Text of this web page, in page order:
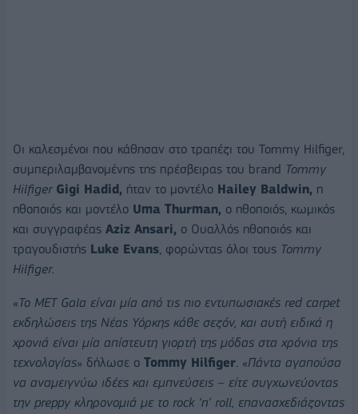
Οι καλεσμένοι που κάθησαν στο τραπέζι του Tommy Hilfiger,
συμπεριλαμβανομένης της πρέσβειρας του brand Tommy
Hilfiger Gigi Hadid , ήταν το μοντέλο Hailey Baldwin, η
ηθοποιός και μοντέλο Uma Thurman, ο ηθοποιός, κωμικός
και συγγραφέας Aziz Ansari, ο Ουαλλός ηθοποιός και
τραγουδιστής Luke Evans, φορώντας όλοι τους Tommy
Hilfiger.
«Το MET Gala είναι μία από τις πιο εντυπωσιακές red carpet
εκδηλώσεις της Νέας Υόρκης κάθε σεζόν, και αυτή ειδικά η
χρονιά είναι μία απίστευτη γιορτή της μόδας στα χρόνια της
τεχνολογίας» δήλωσε ο Tommy Hilfiger. «Πάντα αγαπούσα
να αναμειγνύω ιδέες και εμπνεύσεις – είτε συγχωνεύοντας
την preppy κληρονομιά με το rock ‘n’ roll, επανασχεδιάζοντας